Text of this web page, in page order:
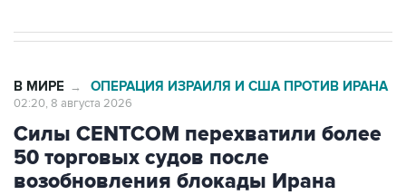
В МИРЕ → ОПЕРАЦИЯ ИЗРАИЛЯ И США ПРОТИВ ИРАНА
02:20, 8 августа 2026
Силы CENTCOM перехватили более
50 торговых судов после
возобновления блокады Ирана